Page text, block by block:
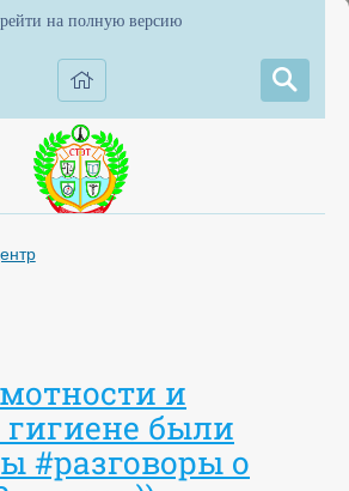
на полную версию
и
были
#разговоры о